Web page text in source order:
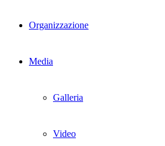
Organizzazione
Media
Galleria
Video